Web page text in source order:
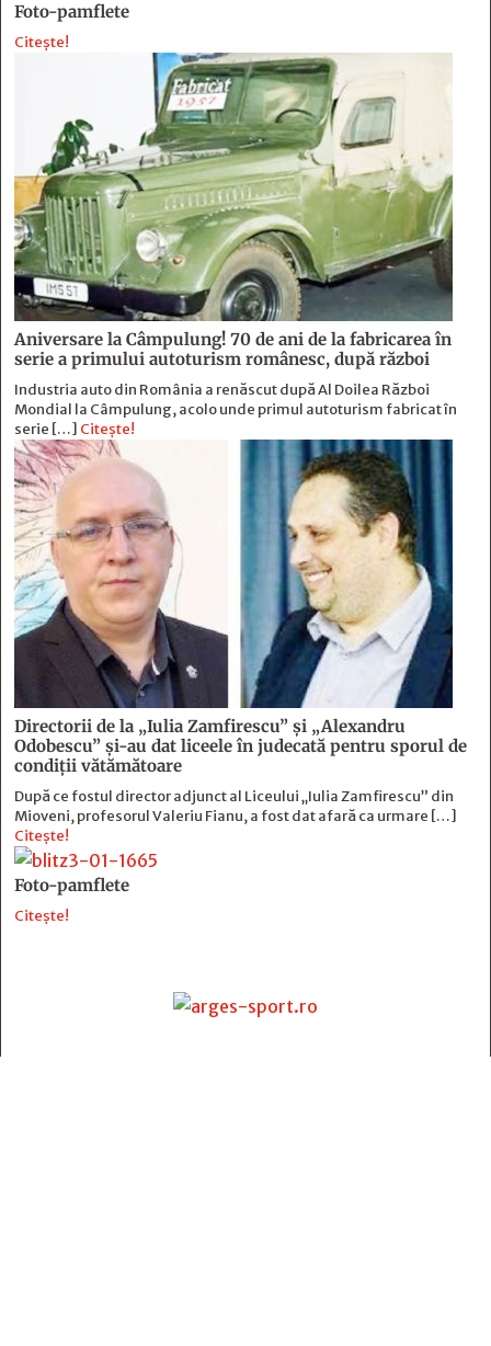
Foto-pamflete
Citește!
Aniversare la Câmpulung! 70 de ani de la fabricarea în
serie a primului autoturism românesc, după război
Industria auto din România a renăscut după Al Doilea Război
Mondial la Câmpulung, acolo unde primul autoturism fabricat în
serie […] Citește!
Directorii de la „Iulia Zamfirescu” și „Alexandru
Odobescu” și-au dat liceele în judecată pentru sporul de
condiții vătămătoare
După ce fostul director adjunct al Liceului „Iulia Zamfirescu” din
Mioveni, profesorul Valeriu Fianu, a fost dat afară ca urmare […]
Citește!
Foto-pamflete
Citește!